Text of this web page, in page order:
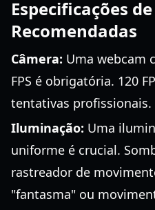
Especificações
Recomendadas
Câmera: Uma webcam
FPS é obrigatória. 120
tentativas profissionais.
Iluminação: Uma
uniforme é crucial.
rastreador de
"fantasma" ou